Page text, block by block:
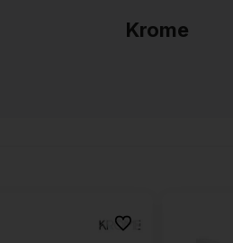
Krome
Do ulubionych